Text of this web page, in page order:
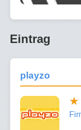
Eintrag
playzo